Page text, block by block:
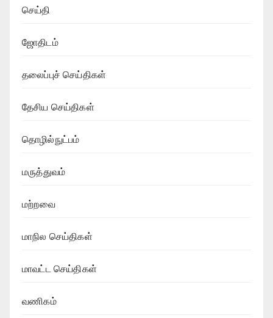
செய்தி
ஜோதிடம்
தலைப்புச் செய்திகள்
தேசிய செய்திகள்
தொழில்நுட்பம்
மருத்துவம்
மற்றவை
மாநில செய்திகள்
மாவட்ட செய்திகள்
வணிகம்